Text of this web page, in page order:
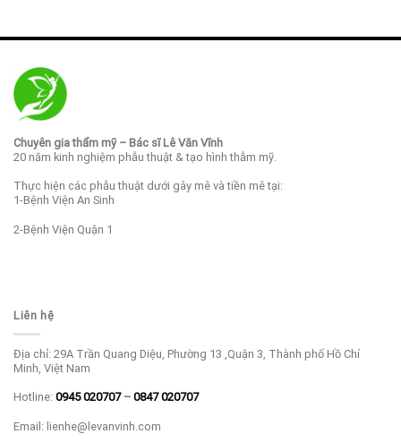
Chuyên gia thẩm mỹ – Bác sĩ Lê Văn Vĩnh
20 năm kinh nghiệm phẫu thuật & tạo hình thẫm mỹ.
Thực hiện các phẫu thuật dưới gây mê và tiền mê tại:
1-Bệnh Viện An Sinh
2-Bệnh Viện Quận 1
Liên hệ
Địa chỉ: 29A Trần Quang Diệu, Phường 13 ,Quận 3, Thành phố Hồ Chí
Minh, Việt Nam
Hotline: 0945 020707– 0847 020707
Email: lienhe@levanvinh.com